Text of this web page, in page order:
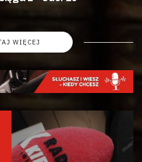
WIĘCEJ